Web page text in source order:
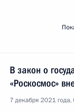
В закон о
«Роскосмос»
7 декабря 2021